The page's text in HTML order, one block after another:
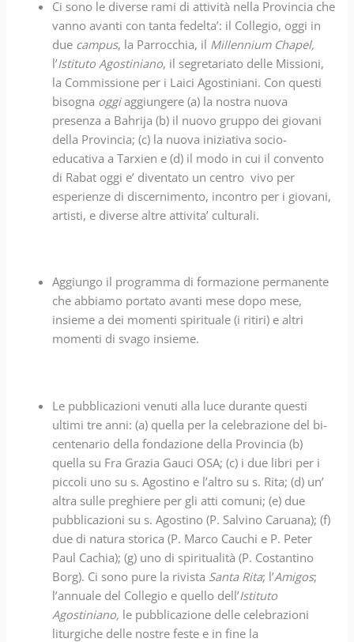
Ci sono le diverse rami di attività nella Provincia che
vanno avanti con tanta fedelta’: il Collegio, oggi in
due campus, la Parrocchia, il Millennium Chapel,
l’Istituto Agostiniano, il segretariato delle Missioni,
la Commissione per i Laici Agostiniani. Con questi
bisogna oggiaggiungere (a) la nostra nuova
presenza a Bahrija (b) il nuovo gruppo dei giovani
della Provincia; (c) la nuova iniziativa socio-
educativa a Tarxien e (d) il modo in cui il convento
di Rabat oggi e’ diventato un centro vivo per
esperienze di discernimento, incontro per i giovani,
artisti, e diverse altre attivita’ culturali.
Aggiungo il programma di formazione permanente
che abbiamo portato avanti mese dopo mese,
insieme a dei momenti spirituale (i ritiri) e altri
momenti di svago insieme.
Le pubblicazioni venuti alla luce durante questi
ultimi tre anni: (a) quella per la celebrazione del bi-
centenario della fondazione della Provincia (b)
quella su Fra Grazia Gauci OSA; (c) i due libri per i
piccoli uno su s. Agostino e l’altro su s. Rita; (d) un’
altra sulle preghiere per gli atti comuni; (e) due
pubblicazioni su s. Agostino (P. Salvino Caruana); (f)
due di natura storica (P. Marco Cauchi e P. Peter
Paul Cachia); (g) uno di spiritualità (P. Costantino
Borg). Ci sono pure la rivista Santa Rita; l’Amigos;
l’annuale del Collegio e quello dell’Istituto
Agostiniano, le pubblicazione delle celebrazioni
liturgiche delle nostre feste e in fine la